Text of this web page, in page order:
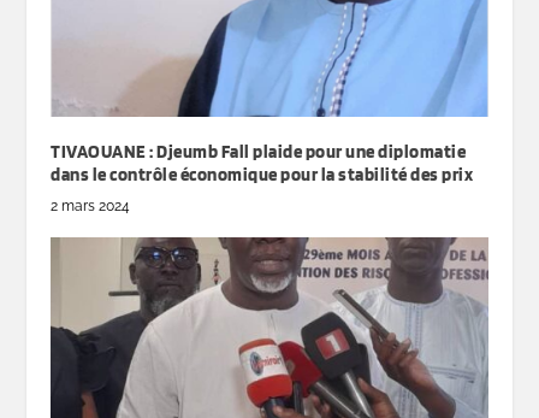
TIVAOUANE : Djeumb Fall plaide pour une diplomatie
dans le contrôle économique pour la stabilité des prix
2 mars 2024